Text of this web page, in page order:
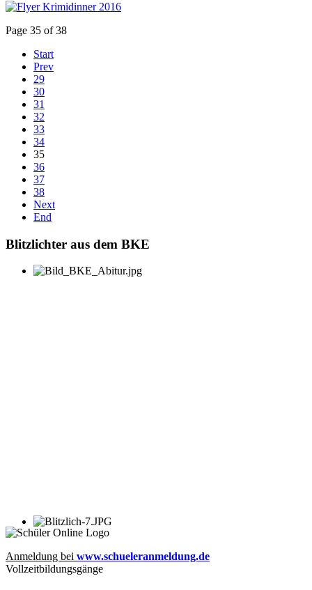
Page 35 of 38
Start
Prev
29
30
31
32
33
34
35
36
37
38
Next
End
Blitzlichter aus dem BKE
Anmeldung bei www.schueleranmeldung.de
Vollzeitbildungsgänge